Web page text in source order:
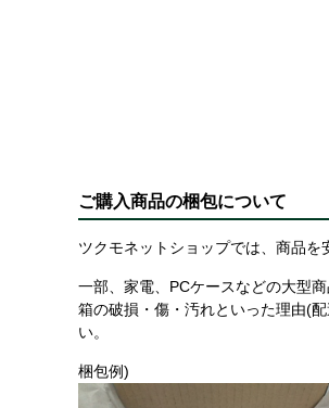
ご購入商品の梱包について
ツクモネットショップでは、商品を
一部、家電、PCケースなどの大型
箱の破損・傷・汚れといった理由(
い。
梱包例)